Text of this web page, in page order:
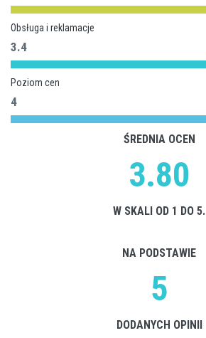
Obsługa i reklamacje
3.4
Poziom cen
4
ŚREDNIA OCEN
3.80
W SKALI OD 1 DO 5.
NA PODSTAWIE
5
DODANYCH OPINII